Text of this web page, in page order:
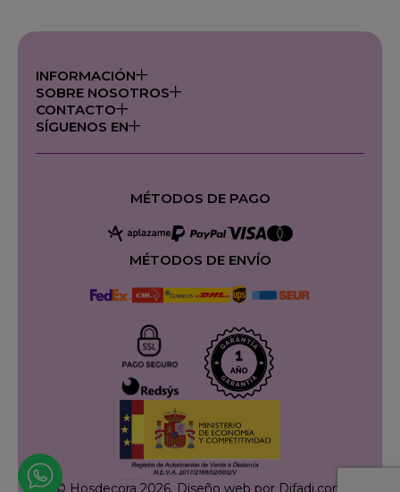
INFORMACIÓN
SOBRE NOSOTROS
CONTACTO
SÍGUENOS EN
MÉTODOS DE PAGO
MÉTODOS DE ENVÍO
© Hosdecora 2026. Diseño web por Difadi.com